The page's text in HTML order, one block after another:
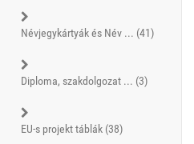
Névjegykártyák és Név ... (41)
Diploma, szakdolgozat ... (3)
EU-s projekt táblák (38)